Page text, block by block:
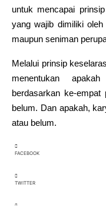
untuk mencapai
yang wajib dimiliki
maupun seniman
Melalui prinsip
menentukan
berdasarkan ke-
belum. Dan apakah,
atau belum.
FACEBOOK
TWITTER